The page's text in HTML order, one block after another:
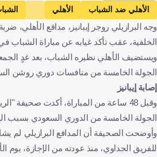
Getty Images
الأهلي ضد الشباب الأهلي
دوري روشن السعودي
روجير إيبانيز
البرازيل
كرة قدم
وجه البرازيلي روجر إيبانيز، مدافع الأهلي،
الخلفية، عقب تأكد غيابه عن مباراة الشباب
ويستضيف الأهلي نظيره الشباب، بعد غدٍ
الجولة الخامسة من منافسات دوري روشن
إصابة إيبانيز
وقبل 48 ساعة من المباراة، أكدت صحيفة
الجولة الخامسة من الدوري السعودي بسبب
وأوضحت الصحيفة أن المدافع البرازيلي لم
للفريق الجداوي، منذ عودته من الإجازة،